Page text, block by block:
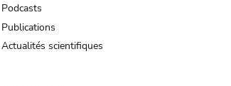
Podcasts
Publications
Actualités scientifiques